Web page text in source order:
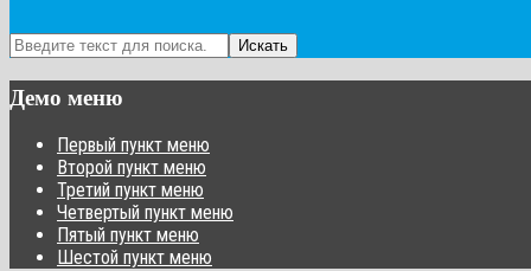
Искать
Демо меню
Первый пункт меню
Второй пункт меню
Третий пункт меню
Четвертый пункт меню
Пятый пункт меню
Шестой пункт меню